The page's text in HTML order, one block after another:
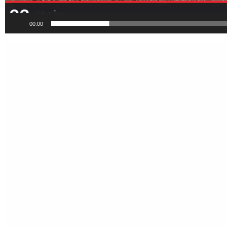
00:00